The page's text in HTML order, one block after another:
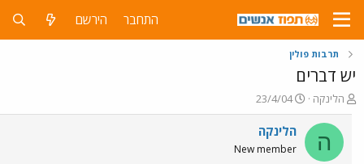
התחבר הירשם
תרבות פולין
יש דברים
פ
ו
ת
ח
ה
הלינקה
פ
ו
ר
ם
23/4/04
ה הלינקה
New member